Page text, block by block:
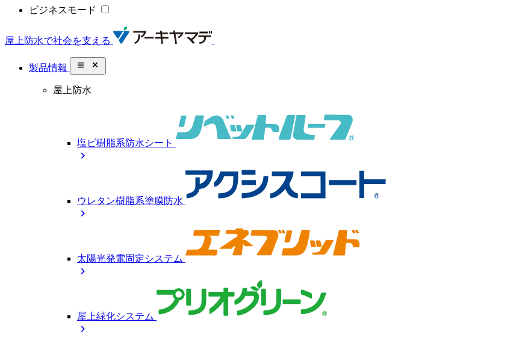
ビジネスモード
屋上防水で社会を支える
製品情報 close_small
屋上防水
塩ビ樹脂系防水シート
chevron_right
ウレタン樹脂系塗膜防水
chevron_right
太陽光発電固定システム
chevron_right
屋上緑化システム
chevron_right